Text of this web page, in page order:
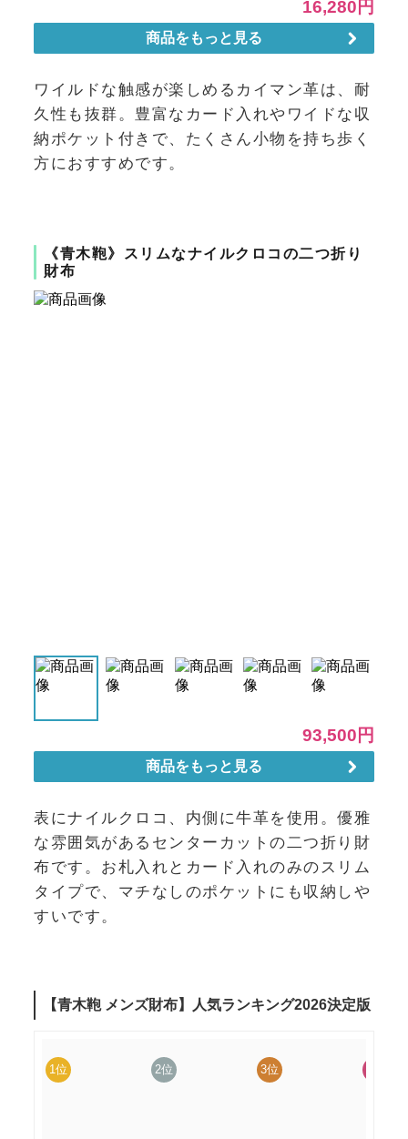
ワイルドな触感が楽しめるカイマン革は、耐
久性も抜群。豊富なカード入れやワイドな収
納ポケット付きで、たくさん小物を持ち歩く
方におすすめです。
《青木鞄》スリムなナイルクロコの二つ折り
財布
表にナイルクロコ、内側に牛革を使用。優雅
な雰囲気があるセンターカットの二つ折り財
布です。お札入れとカード入れのみのスリム
タイプで、マチなしのポケットにも収納しや
すいです。